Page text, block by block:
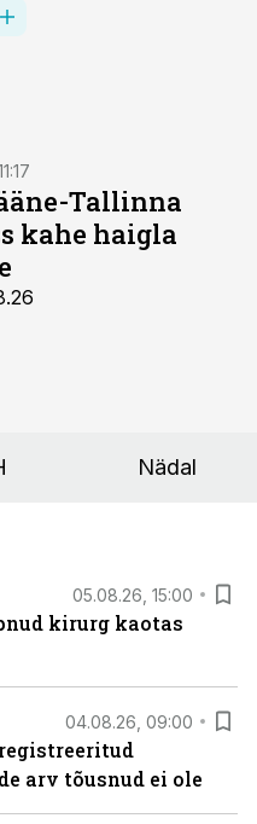
Tallinna
kahe haigla
Nädal
05.08.26, 15:00
kirurg kaotas
04.08.26, 09:00
arv tõusnud ei ole